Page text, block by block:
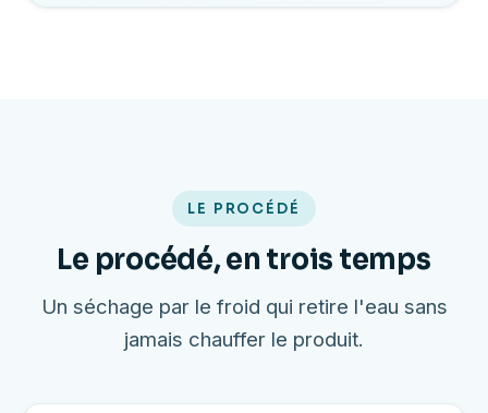
LE PROCÉDÉ
Le procédé, en trois temps
Un séchage par le froid qui retire l'eau sans
jamais chauffer le produit.